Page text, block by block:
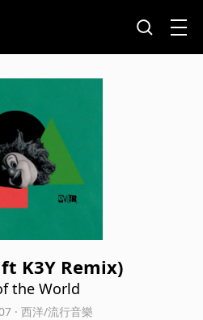
K3Y Remix)
the World
· 西洋/流行音樂